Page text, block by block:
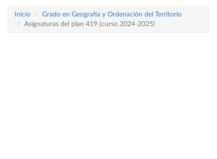
Inicio
Grado en Geografía y Ordenación del Territorio
Asignaturas del plan 419 (curso 2024-2025)